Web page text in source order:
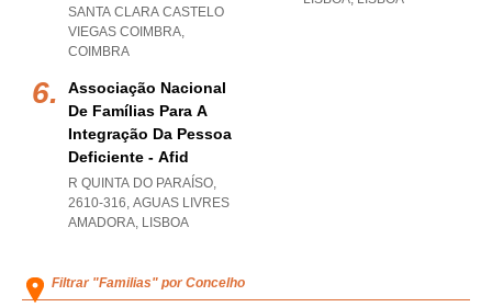
SANTA CLARA CASTELO
VIEGAS COIMBRA,
COIMBRA
Associação Nacional
De Famílias Para A
Integração Da Pessoa
Deficiente - Afid
R QUINTA DO PARAÍSO,
2610-316, AGUAS LIVRES
AMADORA, LISBOA
Filtrar "Familias" por Concelho